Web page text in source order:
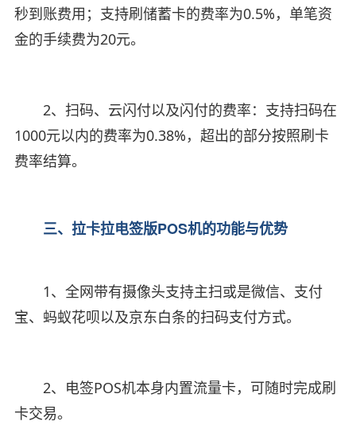
秒到账费用；支持刷储蓄卡的费率为0.5%，单笔资
金的手续费为20元。
2、扫码、云闪付以及闪付的费率：支持扫码在
1000元以内的费率为0.38%，超出的部分按照刷卡
费率结算。
三、拉卡拉电签版POS机的功能与优势
1、全网带有摄像头支持主扫或是微信、支付
宝、蚂蚁花呗以及京东白条的扫码支付方式。
2、电签POS机本身内置流量卡，可随时完成刷
卡交易。